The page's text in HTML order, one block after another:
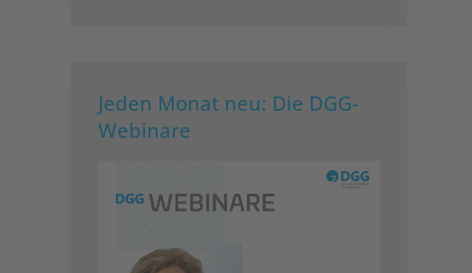
Jeden Monat neu: Die DGG-
Webinare